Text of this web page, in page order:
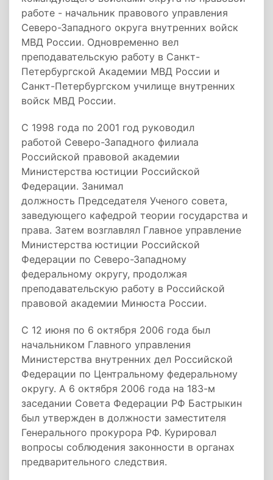
работе - начальник правового управления
Северо-Западного округа внутренних войск
МВД России. Одновременно вел
преподавательскую работу в Санкт-
Петербургской Академии МВД России и
Санкт-Петербургском училище внутренних
войск МВД России.
С 1998 года по 2001 год руководил
работой Северо-Западного филиала
Российской правовой академии
Министерства юстиции Российской
Федерации. Занимал
должность Председателя Ученого совета,
заведующего кафедрой теории государства и
права. Затем возглавлял Главное управление
Министерства юстиции Российской
Федерации по Северо-Западному
федеральному округу, продолжая
преподавательскую работу в Российской
правовой академии Минюста России.
С 12 июня по 6 октября 2006 года был
начальником Главного управления
Министерства внутренних дел Российской
Федерации по Центральному федеральному
округу. А 6 октября 2006 года на 183-м
заседании Совета Федерации РФ Бастрыкин
был утвержден в должности заместителя
Генерального прокурора РФ. Курировал
вопросы соблюдения законности в органах
предварительного следствия.